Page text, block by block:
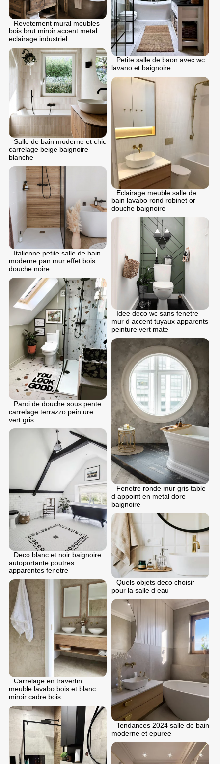
Petite salle de baon avec wc
lavano et baignoire
Revetement mural meubles
bois brut miroir accent metal
eclairage industriel
Salle de bain moderne et chic
carrelage beige baignoire
blanche
Eclairage meuble salle de
bain lavabo rond robinet or
douche baignoire
Italienne petite salle de bain
moderne pan mur effet bois
douche noire
Idee deco wc sans fenetre
mur d accent tuyaux apparents
peinture vert mate
Paroi de douche sous pente
carrelage terrazzo peinture
vert gris
Fenetre ronde mur gris table
d appoint en metal dore
baignoire
Deco blanc et noir baignoire
autoportante poutres
apparentes fenetre
Quels objets deco choisir
pour la salle d eau
Carrelage en travertin
meuble lavabo bois et blanc
miroir cadre bois
Tendances 2024 salle de bain
moderne et epuree